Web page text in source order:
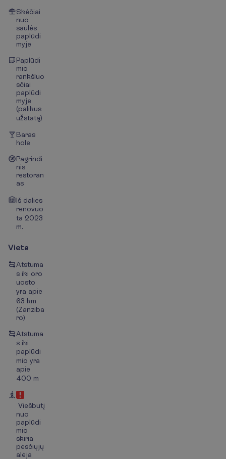
Skėčiai
nuo
saulės
paplūdi
myje
Paplūdi
mio
rankšluo
sčiai
paplūdi
myje
(palikus
užstatą)
Baras
hole
Pagrindi
nis
restoran
as
Iš dalies
renovuo
ta 2023
m.
Vieta
Atstuma
s iki oro
uosto
yra apie
63 km
(Zanziba
ro)
Atstuma
s iki
paplūdi
mio yra
apie
400 m
Viešbutį
nuo
paplūdi
mio
skiria
pėsčiųjų
alėja